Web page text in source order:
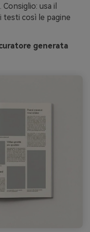
usa il
testi così le pagine
generata